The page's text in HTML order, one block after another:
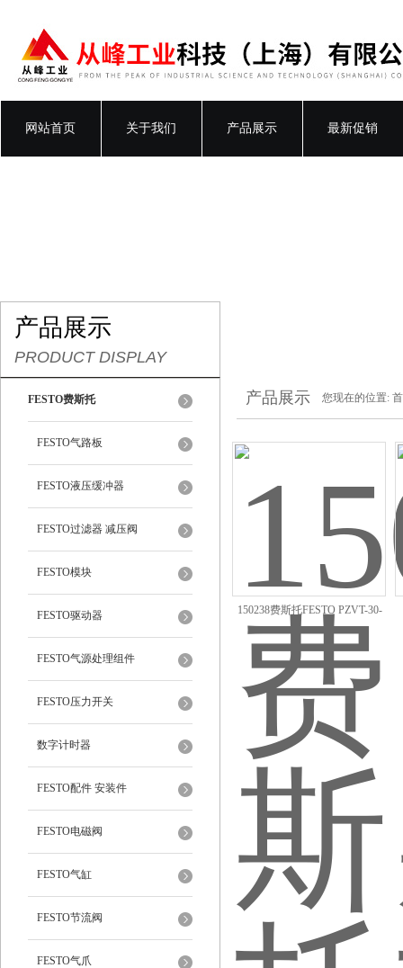
网站首页 关于我们 产品展示 最新促销
产品展示
PRODUCT DISPLAY
FESTO费斯托
FESTO气路板
FESTO液压缓冲器
FESTO过滤器 减压阀
FESTO模块
FESTO驱动器
FESTO气源处理组件
FESTO压力开关
数字计时器
FESTO配件 安装件
FESTO电磁阀
FESTO气缸
FESTO节流阀
FESTO气爪
产品展示 您现在的位置:
150238费斯托FESTO PZVT-30-
SEC计时器